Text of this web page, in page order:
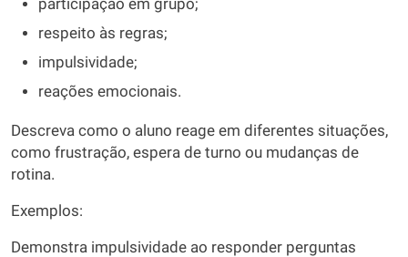
participação em grupo;
respeito às regras;
impulsividade;
reações emocionais.
Descreva como o aluno reage em diferentes situações,
como frustração, espera de turno ou mudanças de
rotina.
Exemplos:
Demonstra impulsividade ao responder perguntas